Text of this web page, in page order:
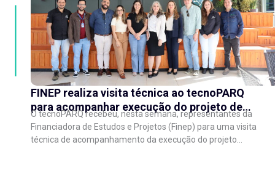
FINEP realiza visita técnica ao tecnoPARQ
para acompanhar execução do projeto de
expansão do Parque Tecnológico
O tecnoPARQ recebeu, nesta semana, representantes da
Financiadora de Estudos e Projetos (Finep) para uma visita
técnica de acompanhamento da execução do projeto